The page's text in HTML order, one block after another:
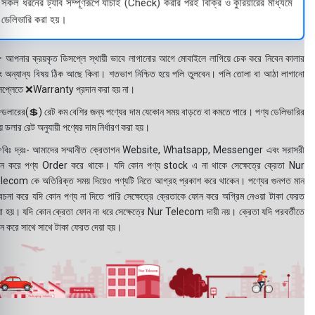
সকল ধরনের ট্যাব সম্পূর্ণরূপে যাচাই (Check) করার পরই বিক্রি ও কুরিয়ারের মাধ্যমে
ডেলিভারি করা হয়।
ক্রয়কৃত ডিসপ্লে স্থায়ী ভাবে লাগানোর আগে মোবাইলে লাগিয়ে চেক করে নিবেন কালার
অন্যান্য বিষয় ঠিক আছে কিনা। শতভাগ নিশ্চিত হয়ে পলি তুলবেন। পলি তোলা বা আঠা লাগানো
❌Warranty প্রদান করা হয় না।
রেট কম বেশির জন্য পণ্যের দাম যেকোন সময় বাড়তে বা কমতে পারে। পণ্য ডেলিভারির
ডলার রেট অনুযায়ী পণ্যের দাম নির্ধারণ করা হয়।
দ্রঃ- আমাদের সম্মানীত ক্রেতাগন Website, Whatsapp, Messenger এবং সরাসরী
করে পণ্য Order করে থাকে। যদি কোন পণ্য stock এ না থাকে সেক্ষেত্রে ক্রেতা Nur
কে অতিরিক্ত সময় দিয়েও পণ্যটি নিতে আগ্রহ প্রকাশ করে থাকেন। পণ্যের গুনগত মান
করে যদি কোন পণ্য না দিতে পারি সেক্ষেত্রে ক্রেতাকে ফোন করে অগ্রিম নেওয়া টাকা ফেরত
হয়। যদি কোন ক্রেতা ফোন না ধরে সেক্ষেত্রে Nur Telecom দায়ী নয়। ক্রেতা যদি পরবর্তীতে
করে সাথে সাথে টাকা ফেরত দেয়া হয়।